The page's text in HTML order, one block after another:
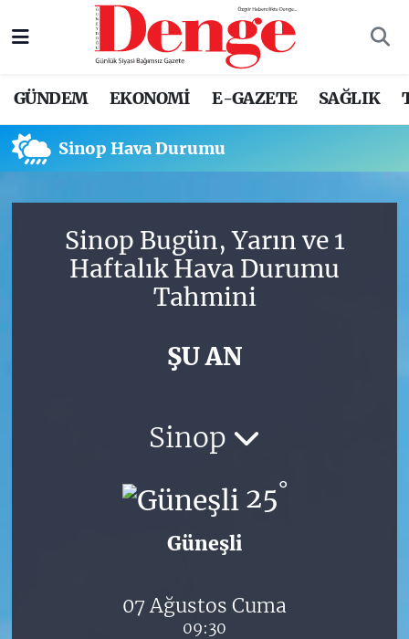
GÜNDEM EKONOMİ E-GAZETE SAĞLIK
Sinop Hava Durumu
Sinop Bugün, Yarın ve 1
Haftalık Hava Durumu
Tahmini
ŞU AN
Sinop
25°
Güneşli
07 Ağustos Cuma
09:30
Nöbetçi Eczaneler
Trafik Durumu
Süper Lig Puan Durumu ve Fikstür
Tüm Manşetler
Son Dakika Haberleri